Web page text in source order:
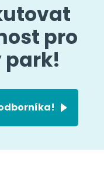
pro
park!